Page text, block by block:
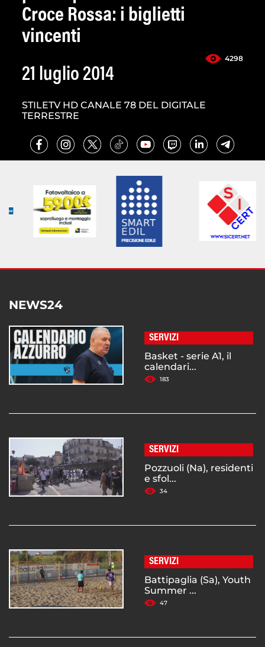
Croce Rossa: i biglietti
vincenti
4298
21 luglio 2014
STILETV HD CANALE 78 DEL DIGITALE
TERRESTRE
NEWS24
SERVIZI
Basket - serie A1, il
calendari...
183
SERVIZI
Pozzuoli (Na), residenti
e sfol...
34
SERVIZI
Battipaglia (Sa), Youth
Summer ...
47